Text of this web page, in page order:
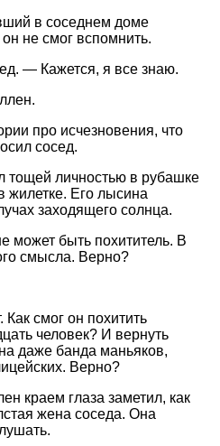
в соседнем доме
не смог вспомнить.
— Кажется, я все знаю.
про исчезновения, что
сосед.
личностью в рубашке
жилетке. Его лысина
заходящего солнца.
может быть похититель. В
смысла. Верно?
смог он похитить
человек? И вернуть
даже банда маньяков,
Верно?
краем глаза заметил, как
жена соседа. Она